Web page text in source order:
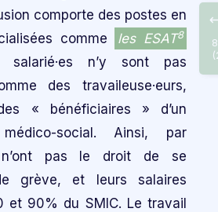
comporte des postes en
comme
les ESAT8
n’y sont pas
des travaileuse·eurs,
« bénéficiaires » d’un
médico-social. Ainsi, par
n’ont pas le droit de se
grève, et leurs salaires
et 90% du SMIC. Le travail